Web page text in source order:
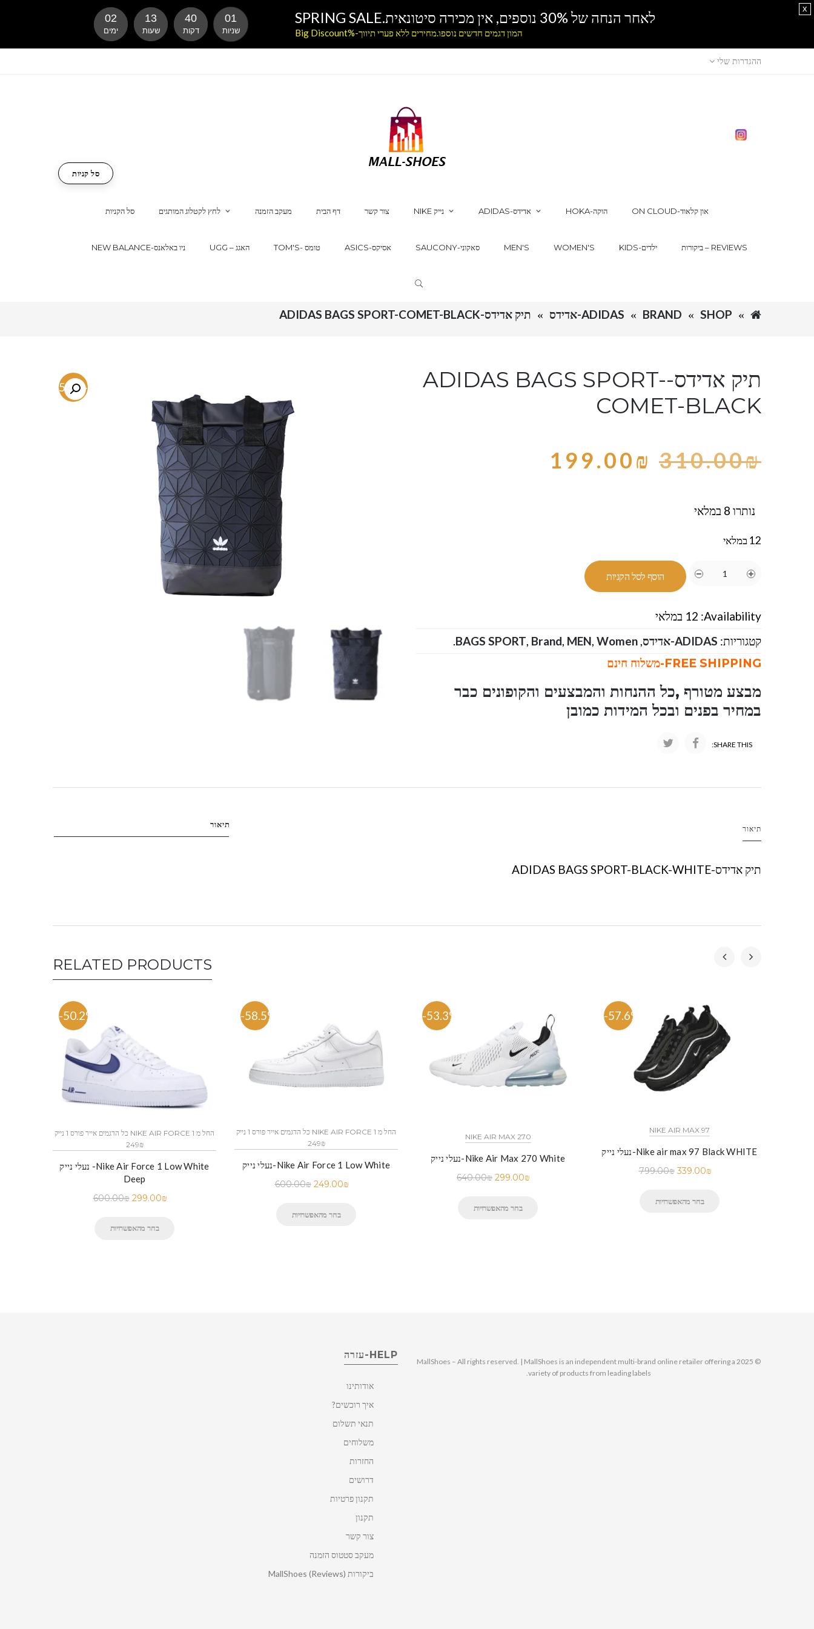
ההגדרות שלי
סל הקניות לחץ לקטלוג המותגים מעקב הזמנה דף הבית צור קשר NIKE נייק ADIDAS-אדידס HOKA-הוקה ON CLOUD-און קלאוד
NEW BALANCE-ניו באלאנס UGG – האגג TOM'S- טומס ASICS-אסיקס SAUCONY-סאקוני MEN'S WOMEN'S KIDS-ילדים ביקורות – REVIEWS
סל קניות
SHOP
BRAND ADIDAS-אדידס תיק אדידס-ADIDAS BAGS SPORT-COMET-BLACK
-35.8%
תיק אדידס-ADIDAS BAGS SPORT-
COMET-BLACK
310.00₪
199.00₪
נותרו 8 במלאי
12 במלאי
הוסף לסל הקניות
Availability: 12 במלאי
קטגוריות: ADIDAS-אדידס ,
BAGS SPORT, Brand, MEN, Women
.
FREE SHIPPING-משלוח חינם
מבצע מטורף ,כל ההנחות והמבצעים והקופונים כבר
במחיר בפנים ובכל המידות כמובן
SHARE THIS:
תיאור תיאור
תיק אדידס-ADIDAS BAGS SPORT-BLACK-WHITE
RELATED PRODUCTS
-50.2%
כל הדגמים אייר פורס 1 נייק NIKE AIR FORCE 1 החל מ
249₪
נעלי נייק -Nike Air Force 1 Low White
Deep
600.00₪ 299.00₪
בחר מהאפשרויות
-58.5%
כל הדגמים אייר פורס 1 נייק NIKE AIR FORCE 1 החל מ
249₪
נעלי נייק-Nike Air Force 1 Low White
600.00₪ 249.00₪
בחר מהאפשרויות
-53.3%
NIKE AIR MAX 270
נעלי נייק-Nike Air Max 270 White
640.00₪ 299.00₪
בחר מהאפשרויות
-57.6%
NIKE AIR MAX 97
נעלי נייק-Nike air max 97 Black WHITE
799.00₪ 339.00₪
בחר מהאפשרויות
HELP-עזרה
אודותינו
איך רוכשים?
תנאי תשלום
משלוחים
החזרות
דרושים
תקנון פרטיות
תקנון
צור קשר
מעקב סטטוס הזמנה
ביקורות MallShoes (Reviews)
© 2025 MallShoes – All rights reserved. | MallShoes is an independent multi-brand online retailer offering a
variety of products from leading labels.
לאחר הנחה של 30% נוספים, אין מכירה סיטונאית.SPRING SALE
המון דגמים חדשים נוספו.מחירים ללא פערי תיווך-%Big Discount
02
ימים
13
שעות
40
דקות
01
שניות
x